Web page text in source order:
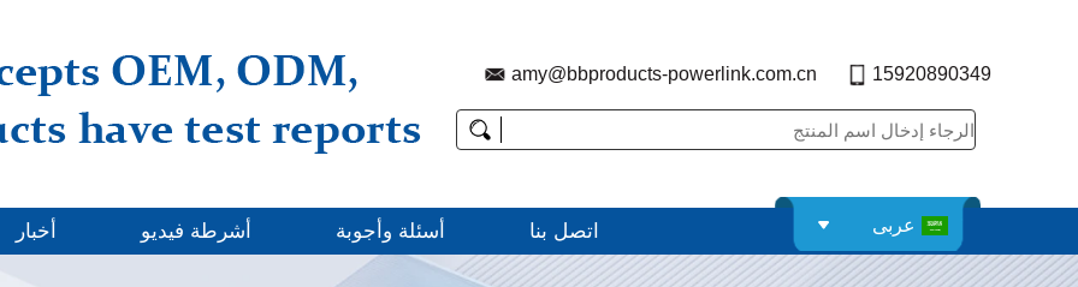
15920890349
amy@bbproducts-powerlink.com.cn
أخبار أشرطة فيديو أسئلة وأجوبة اتصل بنا عربى